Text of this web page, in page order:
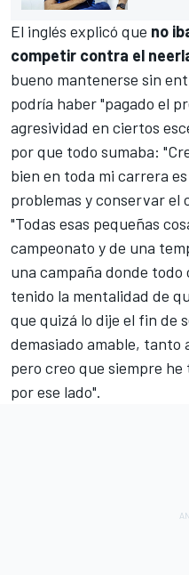
El inglés explicó que no
competir contra el
bueno mantenerse sin
podría haber "pagado el
agresividad en ciertos
por que todo sumaba:
bien en toda mi carrera
problemas y conservar el
"Todas esas pequeñas
campeonato y de una
una campaña donde
tenido la mentalidad de
que quizá lo dije el fin de
demasiado amable, tanto
pero creo que siempre
por ese lado".